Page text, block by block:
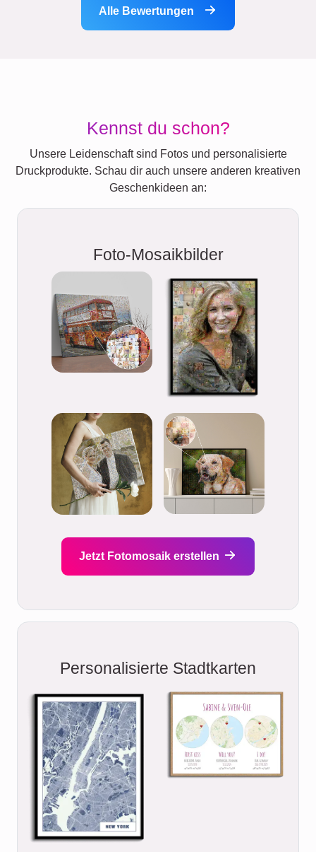
Alle Bewertungen
Kennst du schon?
Unsere Leidenschaft sind Fotos und personalisierte
Druckprodukte. Schau dir auch unsere anderen kreativen
Geschenkideen an:
Foto-Mosaikbilder
Jetzt Fotomosaik erstellen
Personalisierte Stadtkarten